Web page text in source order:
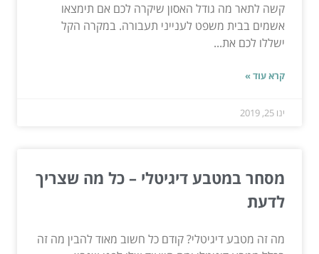
קשה לתאר מה גודל האסון שיקרה לכם אם תימצאו
אשמים בבית משפט לענייני תעבורה. במקרה הקל
ישללו לכם את...
קרא עוד »
ינו 25, 2019
מסחר במטבע דיגיטלי – כל מה שצריך
לדעת
מה זה מטבע דיגיטלי? קודם כל חשוב מאוד להבין מה זה